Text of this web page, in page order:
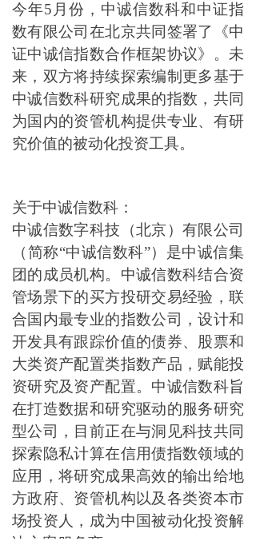
今年5月份，中诚信数科和中证指
数有限公司在北京共同签署了《中
证中诚信指数合作框架协议》。未
来，双方将持续探索编制更多基于
中诚信数科研究成果的指数，共同
为国内的资管机构提供专业、有研
究价值的被动化投资工具。
关于中诚信数科：
中诚信数字科技（北京）有限公司
（简称“中诚信数科”）是中诚信集
团的成员机构。中诚信数科结合资
管场景下的买方投研交易经验，联
合国内最专业的指数公司，设计和
开发具有跟踪价值的债券、股票和
大类资产配置类指数产品，赋能投
资研究及资产配置。中诚信数科旨
在打造数据和研究驱动的服务研究
型公司，目前正在与洞见科技共同
探索隐私计算在信用债指数领域的
应用，将研究成果高效的输出给地
方政府、资管机构以及各类资本市
场投资人，成为中国被动化投资解
决方案服务商。